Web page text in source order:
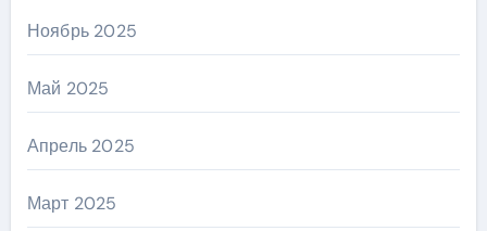
Ноябрь 2025
Май 2025
Апрель 2025
Март 2025